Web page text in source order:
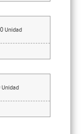
Unidad
Unidad